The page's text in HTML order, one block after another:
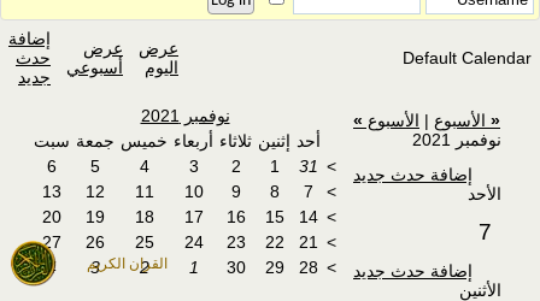
القران الكريم
Default Calendar
عرض
اليوم
عرض
أسبوعي
إضافة
حدث
جديد
« الأسبوع | الأسبوع »
نوفمبر 2021
إضافة حدث جديد
الأحد
7
إضافة حدث جديد
الأثنين
نوفمبر 2021
أحد إثنين ثلاثاء أربعاء خميس جمعة سبت
>
31
1
2
3
4
5
6
>
7
8
9
10
11
12
13
>
14
15
16
17
18
19
20
>
21
22
23
24
25
26
27
>
28
29
30
1
2
3
4